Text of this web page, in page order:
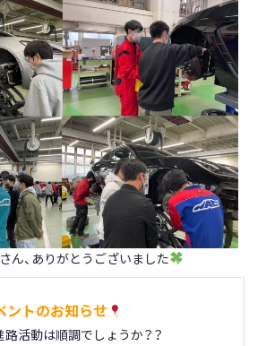
ん、ありがとうございました
ントのお知らせ
活動は順調でしょうか？？